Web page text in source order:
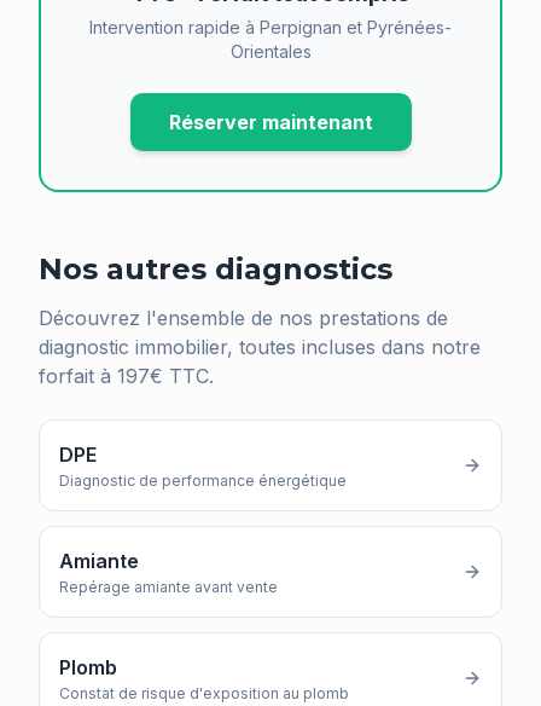
Intervention rapide à Perpignan et Pyrénées-
Orientales
Réserver maintenant
Nos autres diagnostics
Découvrez l'ensemble de nos prestations de
diagnostic immobilier, toutes incluses dans notre
forfait à 197€ TTC.
DPE
Diagnostic de performance énergétique
Amiante
Repérage amiante avant vente
Plomb
Constat de risque d'exposition au plomb